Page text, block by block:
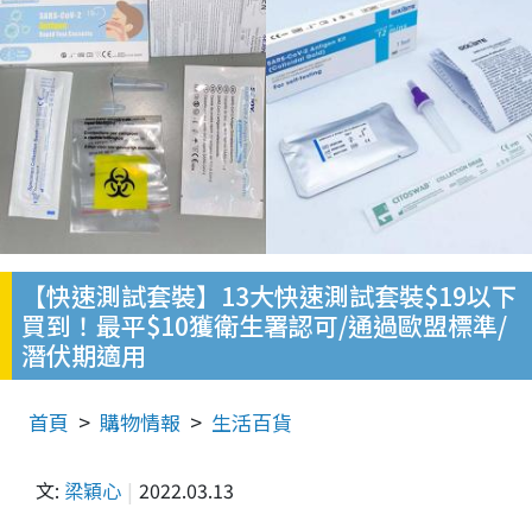
【快速測試套裝】13大快速測試套裝$19以下
買到！最平$10獲衛生署認可/通過歐盟標準/
潛伏期適用
首頁 購物情報 生活百貨
文: 梁穎心 2022.03.13